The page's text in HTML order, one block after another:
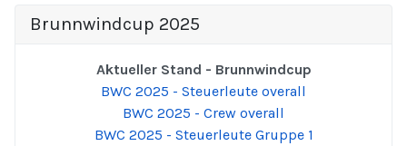
Brunnwindcup 2025
Aktueller Stand - Brunnwindcup
BWC 2025 - Steuerleute overall
BWC 2025 - Crew overall
BWC 2025 - Steuerleute Gruppe 1